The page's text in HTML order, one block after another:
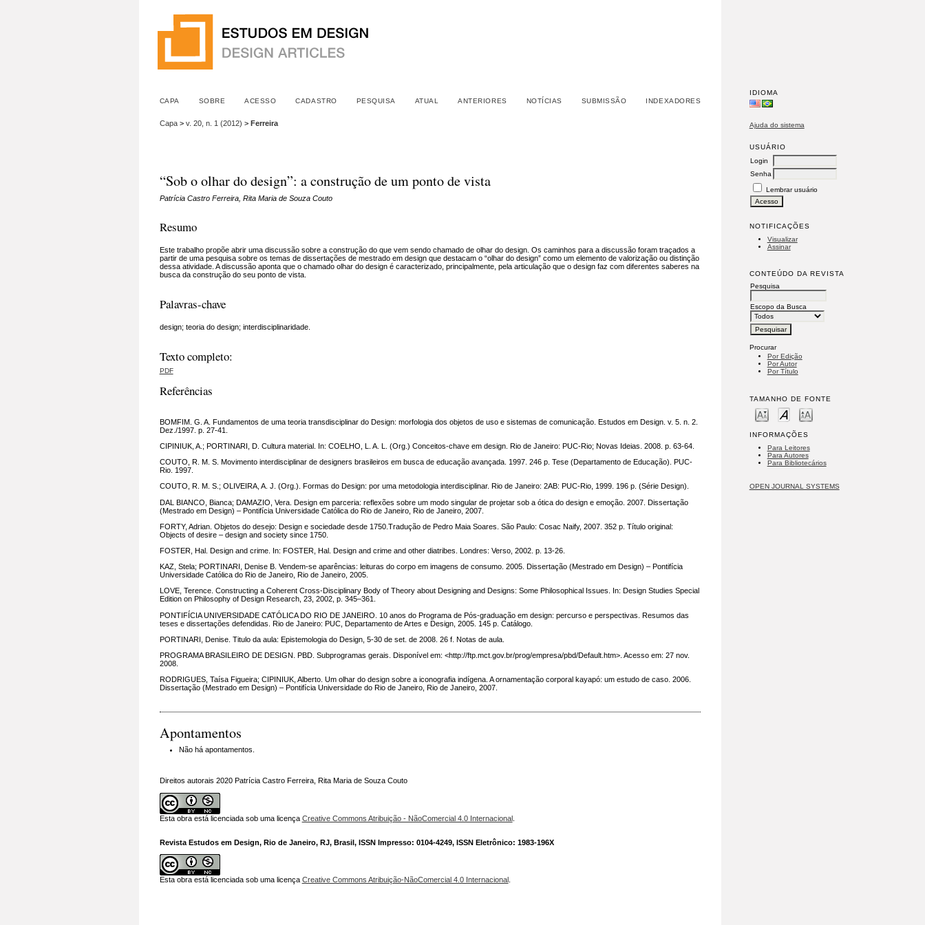
IDIOMA
Ajuda do sistema
USUÁRIO
Login
Senha
Lembrar usuário
NOTIFICAÇÕES
Visualizar
Assinar
CONTEÚDO DA REVISTA
Pesquisa
Escopo da Busca
Procurar
Por Edição
Por Autor
Por Título
TAMANHO DE FONTE
INFORMAÇÕES
Para Leitores
Para Autores
Para Bibliotecários
OPEN JOURNAL SYSTEMS
CAPA SOBRE ACESSO CADASTRO PESQUISA ATUAL ANTERIORES NOTÍCIAS SUBMISSÃO INDEXADORES
Capa> v. 20, n. 1 (2012) > Ferreira
“Sob o olhar do design”: a construção de um ponto de vista
Patrícia Castro Ferreira, Rita Maria de Souza Couto
Resumo
Este trabalho propõe abrir uma discussão sobre a construção do que vem sendo chamado de olhar do design. Os caminhos para a discussão foram traçados a
partir de uma pesquisa sobre os temas de dissertações de mestrado em design que destacam o “olhar do design” como um elemento de valorização ou distinção
dessa atividade. A discussão aponta que o chamado olhar do design é caracterizado, principalmente, pela articulação que o design faz com diferentes saberes na
busca da construção do seu ponto de vista.
Palavras-chave
design; teoria do design; interdisciplinaridade.
Texto completo:
PDF
Referências
BOMFIM. G. A. Fundamentos de uma teoria transdisciplinar do Design: morfologia dos objetos de uso e sistemas de comunicação. Estudos em Design. v. 5. n. 2.
Dez./1997. p. 27-41.
CIPINIUK, A.; PORTINARI, D. Cultura material. In: COELHO, L. A. L. (Org.) Conceitos-chave em design. Rio de Janeiro: PUC-Rio; Novas Ideias. 2008. p. 63-64.
COUTO, R. M. S. Movimento interdisciplinar de designers brasileiros em busca de educação avançada. 1997. 246 p. Tese (Departamento de Educação). PUC-
Rio. 1997.
COUTO, R. M. S.; OLIVEIRA, A. J. (Org.). Formas do Design: por uma metodologia interdisciplinar. Rio de Janeiro: 2AB: PUC-Rio, 1999. 196 p. (Série Design).
DAL BIANCO, Bianca; DAMAZIO, Vera. Design em parceria: reflexões sobre um modo singular de projetar sob a ótica do design e emoção. 2007. Dissertação
(Mestrado em Design) – Pontifícia Universidade Católica do Rio de Janeiro, Rio de Janeiro, 2007.
FORTY, Adrian. Objetos do desejo: Design e sociedade desde 1750.Tradução de Pedro Maia Soares. São Paulo: Cosac Naify, 2007. 352 p. Título original:
Objects of desire – design and society since 1750.
FOSTER, Hal. Design and crime. In: FOSTER, Hal. Design and crime and other diatribes. Londres: Verso, 2002. p. 13-26.
KAZ, Stela; PORTINARI, Denise B. Vendem-se aparências: leituras do corpo em imagens de consumo. 2005. Dissertação (Mestrado em Design) – Pontifícia
Universidade Católica do Rio de Janeiro, Rio de Janeiro, 2005.
LOVE, Terence. Constructing a Coherent Cross-Disciplinary Body of Theory about Designing and Designs: Some Philosophical Issues. In: Design Studies Special
Edition on Philosophy of Design Research, 23, 2002, p. 345–361.
PONTIFÍCIA UNIVERSIDADE CATÓLICA DO RIO DE JANEIRO. 10 anos do Programa de Pós-graduação em design: percurso e perspectivas. Resumos das
teses e dissertações defendidas. Rio de Janeiro: PUC, Departamento de Artes e Design, 2005. 145 p. Catálogo.
PORTINARI, Denise. Titulo da aula: Epistemologia do Design, 5-30 de set. de 2008. 26 f. Notas de aula.
PROGRAMA BRASILEIRO DE DESIGN. PBD. Subprogramas gerais. Disponível em: <http://ftp.mct.gov.br/prog/empresa/pbd/Default.htm>. Acesso em: 27 nov.
2008.
RODRIGUES, Taísa Figueira; CIPINIUK, Alberto. Um olhar do design sobre a iconografia indígena. A ornamentação corporal kayapó: um estudo de caso. 2006.
Dissertação (Mestrado em Design) – Pontifícia Universidade do Rio de Janeiro, Rio de Janeiro, 2007.
Apontamentos
Não há apontamentos.
Direitos autorais 2020 Patrícia Castro Ferreira, Rita Maria de Souza Couto
Esta obra está licenciada sob uma licença Creative Commons Atribuição - NãoComercial 4.0 Internacional.
Revista Estudos em Design, Rio de Janeiro, RJ, Brasil, ISSN Impresso: 0104-4249, ISSN Eletrônico: 1983-196X
Esta obra está licenciada sob uma licença Creative Commons Atribuição-NãoComercial 4.0 Internacional.